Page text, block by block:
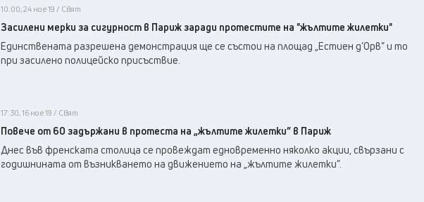
Търговище 24°C
Хасково , 28°C
10:00, 24 ное 19 / Свят
Засилени мерки за сигурност в Париж заради протестите на "жълтите жилетки"
Единствената разрешена демонстрация ще се състои на площад „Естиен д’Орв“ и то
при засилено полицейско присъствие.
17:30, 16 ное 19 / Свят
Повече от 60 задържани в протеста на „жълтите жилетки” в Париж
Днес във френската столица се провеждат едновременно няколко акции, свързани с
годишнината от възникването на движението на „жълтите жилетки”.